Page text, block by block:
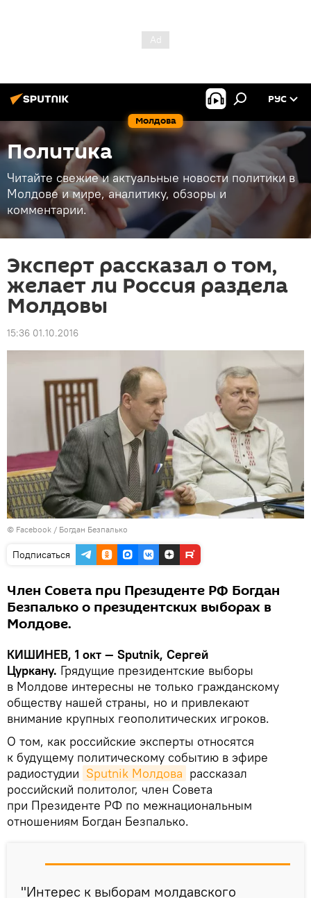
Молдова
РУС
Политика
Читайте свежие и актуальные новости политики в
Молдове и мире, аналитику, обзоры и
комментарии.
Эксперт рассказал о том,
желает ли Россия раздела
Молдовы
15:36 01.10.2016
© Facebook / Богдан Безпалько
Подписаться
Член Совета при Президенте РФ Богдан
Безпалько о президентских выборах в
Молдове.
КИШИНЕВ, 1 окт — Sputnik, Сергей
Цуркану. Грядущие президентские выборы
в Молдове интересны не только гражданскому
обществу нашей страны, но и привлекают
внимание крупных геополитических игроков.
О том, как российские эксперты относятся
к будущему политическому событию в эфире
радиостудии Sputnik Молдова рассказал
российский политолог, член Совета
при Президенте РФ по межнациональным
отношениям Богдан Безпалько.
"Интерес к выборам молдавского